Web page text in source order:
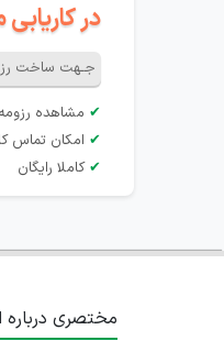
در
جـهت ساخت
✔ مشاهده
✔ امکان تماس
✔ کاملا رایگان
مختصری درباره